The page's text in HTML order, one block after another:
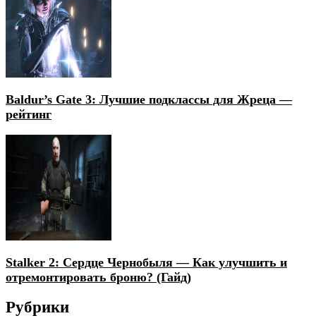
Baldur’s Gate 3: Лучшие подклассы для Жреца —
рейтинг
Stalker 2: Сердце Чернобыля — Как улучшить и
отремонтировать броню? (Гайд)
Рубрики